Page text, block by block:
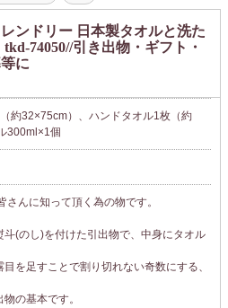
ンドリー 日本製タオルと洗た
74050//引き出物・ギフト・
に
約32×75cm）、ハンドタオル1枚（約
300ml×1個
んに知って頂く為の物です。
(のし)を付けた引出物で、中身にタオル
を足すことで割り切れない奇数にする、
の基本です。